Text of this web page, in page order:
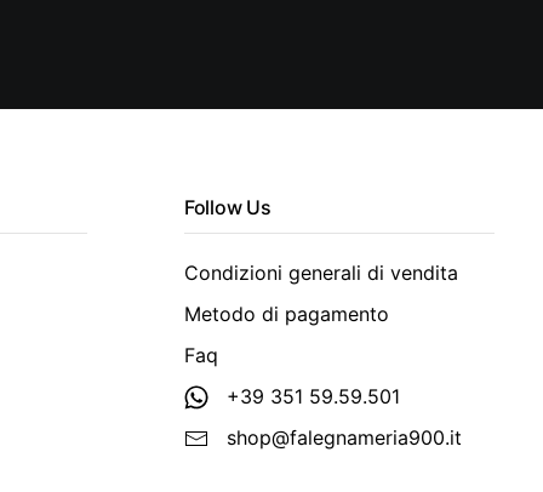
Follow Us
Condizioni generali di vendita
Metodo di pagamento
Faq
+39 351 59.59.501
shop@falegnameria900.it